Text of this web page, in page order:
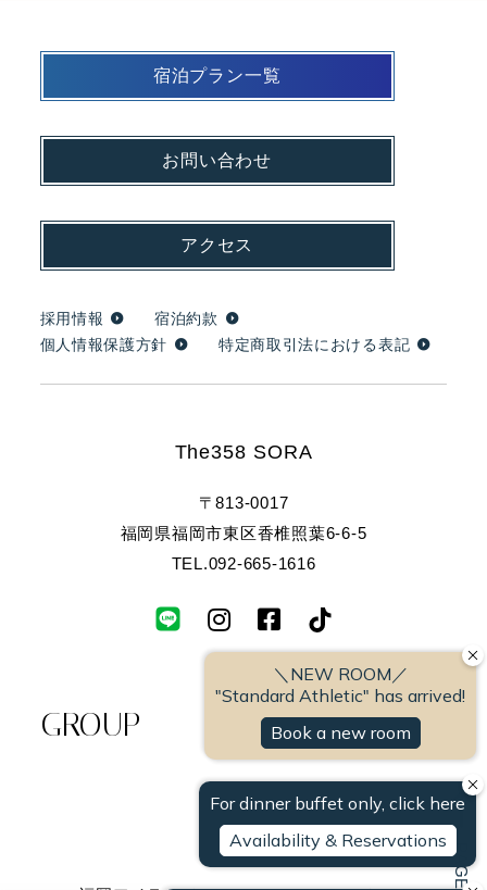
The358 SORA
〒813-0017
福岡県福岡市東区香椎照葉6-6-5
TEL.092-665-1616
I
t
a
g
F
c
e
b
o
T
i
k
t
o
k
宿泊プラン一覧
お問い合わせ
アクセス
採用情報
宿泊約款
個人情報保護方針
特定商取引法における表記
GROUP